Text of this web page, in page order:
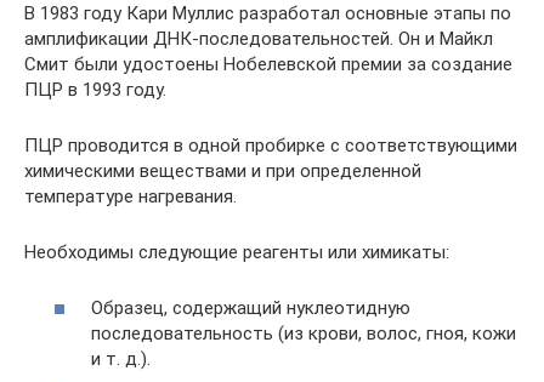
В 1983 году Кари Муллис разработал основные этапы по
амплификации ДНК-последовательностей. Он и Майкл
Смит были удостоены Нобелевской премии за создание
ПЦР в 1993 году.
ПЦР проводится в одной пробирке с соответствующими
химическими веществами и при определенной
температуре нагревания.
Необходимы следующие реагенты или химикаты:
Образец, содержащий нуклеотидную
последовательность (из крови, волос, гноя, кожи
и т. д.).